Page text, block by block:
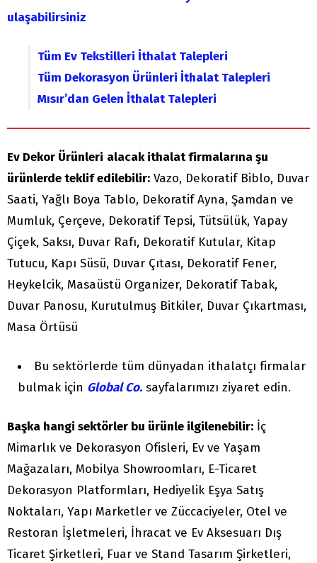
ulaşabilirsiniz
Tüm Ev Tekstilleri İthalat Talepleri
Tüm Dekorasyon Ürünleri İthalat Talepleri
Mısır’dan Gelen İthalat Talepleri
Ev Dekor Ürünleri alacak ithalat firmalarına şu
ürünlerde teklif edilebilir: Vazo, Dekoratif Biblo, Duvar
Saati, Yağlı Boya Tablo, Dekoratif Ayna, Şamdan ve
Mumluk, Çerçeve, Dekoratif Tepsi, Tütsülük, Yapay
Çiçek, Saksı, Duvar Rafı, Dekoratif Kutular, Kitap
Tutucu, Kapı Süsü, Duvar Çıtası, Dekoratif Fener,
Heykelcik, Masaüstü Organizer, Dekoratif Tabak,
Duvar Panosu, Kurutulmuş Bitkiler, Duvar Çıkartması,
Masa Örtüsü
Bu sektörlerde tüm dünyadan ithalatçı firmalar
bulmak için Global Co. sayfalarımızı ziyaret edin.
Başka hangi sektörler bu ürünle ilgilenebilir: İç
Mimarlık ve Dekorasyon Ofisleri, Ev ve Yaşam
Mağazaları, Mobilya Showroomları, E-Ticaret
Dekorasyon Platformları, Hediyelik Eşya Satış
Noktaları, Yapı Marketler ve Züccaciyeler, Otel ve
Restoran İşletmeleri, İhracat ve Ev Aksesuarı Dış
Ticaret Şirketleri, Fuar ve Stand Tasarım Şirketleri,